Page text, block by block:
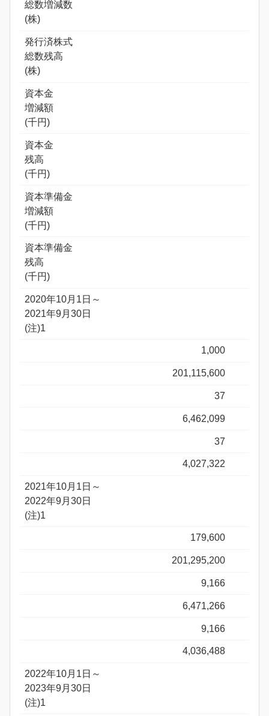
総数増減数
(株)
発行済株式
総数残高
(株)
資本金
増減額
(千円)
資本金
残高
(千円)
資本準備金
増減額
(千円)
資本準備金
残高
(千円)
2020年10月1日～
2021年9月30日
(注)1
1,000
201,115,600
37
6,462,099
37
4,027,322
2021年10月1日～
2022年9月30日
(注)1
179,600
201,295,200
9,166
6,471,266
9,166
4,036,488
2022年10月1日～
2023年9月30日
(注)1